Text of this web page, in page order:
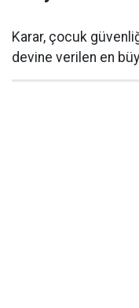
Karar, çocuk
devine verilen en